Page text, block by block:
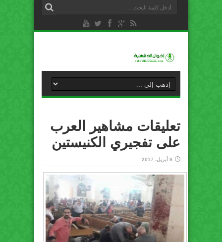
تعليقات مشاهير العرب
على تفجيري الكنيستين
9 أبريل، 2017